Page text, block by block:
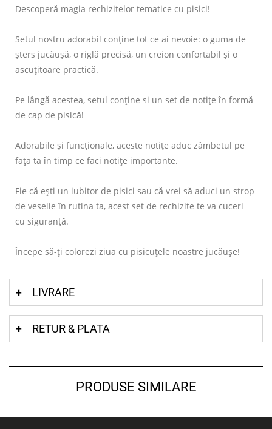
Descoperă magia rechizitelor tematice cu pisici!
Setul nostru adorabil conține tot ce ai nevoie: o guma de
șters jucăușă, o riglă precisă, un creion confortabil și o
ascuțitoare practică.
Pe lângă acestea, setul conține si un set de notițe în formă
de cap de pisică!
Adorabile și funcționale, aceste notițe aduc zâmbetul pe
fața ta în timp ce faci notițe importante.
Fie că ești un iubitor de pisici sau că vrei să aduci un strop
de veselie în rutina ta, acest set de rechizite te va cuceri
cu siguranță.
Începe să-ți colorezi ziua cu pisicuțele noastre jucăușe!
LIVRARE
RETUR & PLATA
PRODUSE SIMILARE